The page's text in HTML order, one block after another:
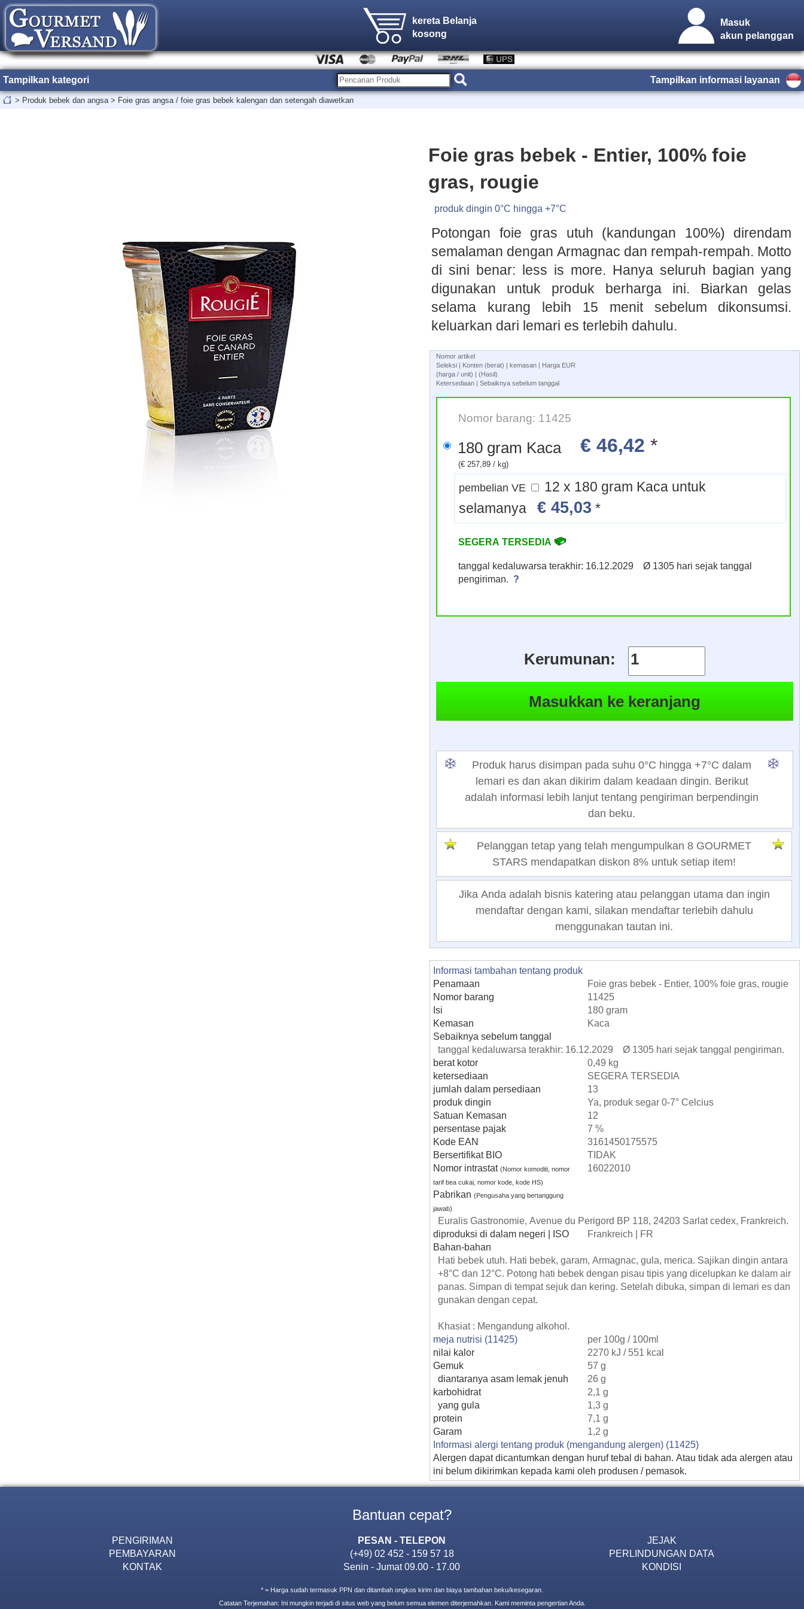
kereta Belanja
kosong
Masuk
akun pelanggan
Tampilkan kategori Tampilkan informasi layanan
> Produk bebek dan angsa > Foie gras angsa / foie gras bebek kalengan dan setengah diawetkan
Foie gras bebek - Entier, 100% foie
gras, rougie
produk dingin 0°C hingga +7°C
Potongan foie gras utuh (kandungan 100%) direndam
semalaman dengan Armagnac dan rempah-rempah. Motto
di sini benar: less is more. Hanya seluruh bagian yang
digunakan untuk produk berharga ini. Biarkan gelas
selama kurang lebih 15 menit sebelum dikonsumsi.
keluarkan dari lemari es terlebih dahulu.
Nomor artikel
Seleksi | Konten (berat) | kemasan | Harga EUR
(harga / unit) | (Hasil)
Ketersediaan | Sebaiknya sebelum tanggal
Nomor barang: 11425
180 gram Kaca € 46,42 *
(€ 257,89 / kg)
pembelian VE
12 x 180 gram Kaca untuk
selamanya € 45,03 *
SEGERA TERSEDIA
tanggal kedaluwarsa terakhir: 16.12.2029 Ø 1305 hari sejak tanggal
pengiriman. ?
Kerumunan:
Produk harus disimpan pada suhu 0°C hingga +7°C dalam
lemari es dan akan dikirim dalam keadaan dingin. Berikut
adalah informasi lebih lanjut tentang pengiriman berpendingin
dan beku.
Pelanggan tetap yang telah mengumpulkan 8 GOURMET
STARS mendapatkan diskon 8% untuk setiap item!
Jika Anda adalah bisnis katering atau pelanggan utama dan ingin
mendaftar dengan kami, silakan mendaftar terlebih dahulu
menggunakan tautan ini.
Informasi tambahan tentang produk
Penamaan
Foie gras bebek - Entier, 100% foie gras, rougie
Nomor barang
11425
Isi
180 gram
Kemasan
Kaca
Sebaiknya sebelum tanggal
tanggal kedaluwarsa terakhir: 16.12.2029 Ø 1305 hari sejak tanggal pengiriman.
berat kotor
0,49 kg
ketersediaan
SEGERA TERSEDIA
jumlah dalam persediaan
13
produk dingin
Ya, produk segar 0-7° Celcius
Satuan Kemasan
12
persentase pajak
7 %
Kode EAN
3161450175575
Bersertifikat BIO
TIDAK
Nomor intrastat(Nomor komoditi, nomor
tarif bea cukai, nomor kode, kode HS)
16022010
Pabrikan(Pengusaha yang bertanggung
jawab)
Euralis Gastronomie, Avenue du Perigord BP 118, 24203 Sarlat cedex, Frankreich.
diproduksi di dalam negeri | ISO
Frankreich | FR
Bahan-bahan
Hati bebek utuh. Hati bebek, garam, Armagnac, gula, merica. Sajikan dingin antara
+8°C dan 12°C. Potong hati bebek dengan pisau tipis yang dicelupkan ke dalam air
panas. Simpan di tempat sejuk dan kering. Setelah dibuka, simpan di lemari es dan
gunakan dengan cepat.
Khasiat : Mengandung alkohol.
meja nutrisi (11425)
per 100g / 100ml
nilai kalor
2270 kJ / 551 kcal
Gemuk
57 g
diantaranya asam lemak jenuh
26 g
karbohidrat
2,1 g
yang gula
1,3 g
protein
7,1 g
Garam
1,2 g
Informasi alergi tentang produk (mengandung alergen) (11425)
Alergen dapat dicantumkan dengan huruf tebal di bahan. Atau tidak ada alergen atau
ini belum dikirimkan kepada kami oleh produsen / pemasok.
Bantuan cepat?
PENGIRIMAN
PEMBAYARAN
KONTAK
PESAN - TELEPON
(+49) 02 452 - 159 57 18
Senin - Jumat 09.00 - 17.00
JEJAK
PERLINDUNGAN DATA
KONDISI
* = Harga sudah termasuk PPN dan ditambah ongkos kirim dan biaya tambahan beku/kesegaran.
Catatan Terjemahan: Ini mungkin terjadi di situs web yang belum semua elemen diterjemahkan. Kami meminta pengertian Anda.